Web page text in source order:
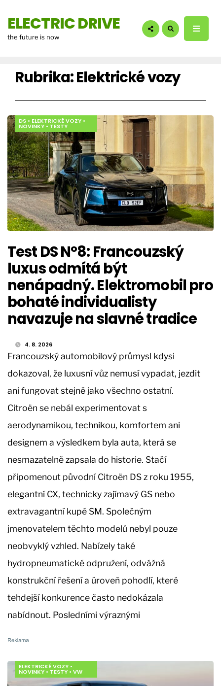
ELECTRIC DRIVE
the future is now
Rubrika:Elektrické vozy
DS • ELEKTRICKÉ VOZY •
NOVINKY • TESTY
Test DS N°8: Francouzský
luxus odmítá být
nenápadný. Elektromobil pro
bohaté individualisty
navazuje na slavné tradice
4. 8. 2026
Francouzský automobilový průmysl kdysi
dokazoval, že luxusní vůz nemusí vypadat, jezdit
ani fungovat stejně jako všechno ostatní.
Citroën se nebál experimentovat s
aerodynamikou, technikou, komfortem ani
designem a výsledkem byla auta, která se
nesmazatelně zapsala do historie. Stačí
připomenout původní Citroën DS z roku 1955,
elegantní CX, technicky zajímavý GS nebo
extravagantní kupé SM. Společným
jmenovatelem těchto modelů nebyl pouze
neobvyklý vzhled. Nabízely také
hydropneumatické odpružení, odvážná
konstrukční řešení a úroveň pohodlí, které
tehdejší konkurence často nedokázala
nabídnout. Posledními výraznými
ELEKTRICKÉ VOZY •
NOVINKY • TESTY • VW